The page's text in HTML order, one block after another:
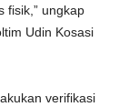
fisik,” ungkap
Udin Kosasi
verifikasi